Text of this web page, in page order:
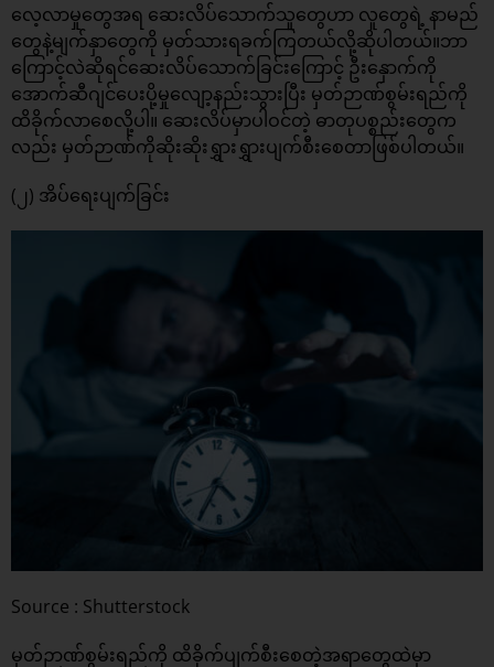
လေ့လာမှုတွေအရ ဆေးလိပ်သောက်သူတွေဟာ လူတွေရဲ့ နာမည်
တွေနဲ့မျက်နှာတွေကို မှတ်သားရခက်ကြတယ်လို့ဆိုပါတယ်။ဘာ
ကြောင့်လဲဆိုရင်ဆေးလိပ်သောက်ခြင်းကြောင့် ဦးနှောက်ကို
အောက်ဆီဂျင်ပေးပို့မှုလျော့နည်းသွားပြီး မှတ်ဉာဏ်စွမ်းရည်ကို
ထိခိုက်လာစေလို့ပါ။ ဆေးလိပ်မှာပါဝင်တဲ့ ဓာတုပစ္စည်းတွေက
လည်း မှတ်ဉာဏ်ကိုဆိုးဆိုးရွှားရွှားပျက်စီးစေတာဖြစ်ပါတယ်။
(၂) အိပ်ရေးပျက်ခြင်း
Source : Shutterstock
မှတ်ဉာဏ်စွမ်းရည်ကို ထိခိုက်ပျက်စီးစေတဲ့အရာတွေထဲမှာ